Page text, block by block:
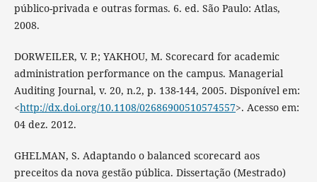
público-privada e outras formas. 6. ed. São Paulo: Atlas,
2008.
DORWEILER, V. P.; YAKHOU, M. Scorecard for academic
administration performance on the campus. Managerial
Auditing Journal, v. 20, n.2, p. 138-144, 2005. Disponível em:
<http://dx.doi.org/10.1108/02686900510574557>. Acesso em:
04 dez. 2012.
GHELMAN, S. Adaptando o balanced scorecard aos
preceitos da nova gestão pública. Dissertação (Mestrado)